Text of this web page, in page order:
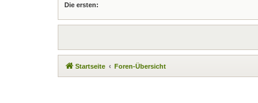
Die ersten:
Startseite Foren-Übersicht